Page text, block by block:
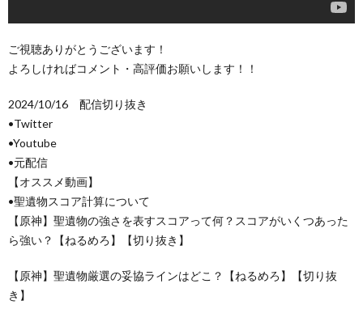
ご視聴ありがとうございます！
よろしければコメント・高評価お願いします！！
2024/10/16 配信切り抜き
•Twitter
•Youtube
•元配信
【オススメ動画】
•聖遺物スコア計算について
【原神】聖遺物の強さを表すスコアって何？スコアがいくつあった
ら強い？【ねるめろ】【切り抜き】
【原神】聖遺物厳選の妥協ラインはどこ？【ねるめろ】【切り抜
き】